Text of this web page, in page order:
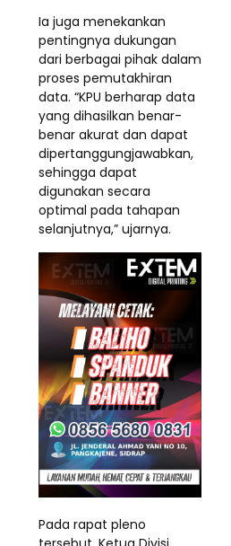
Ia juga menekankan
pentingnya dukungan
dari berbagai pihak dalam
proses pemutakhiran
data. “KPU berharap data
yang dihasilkan benar-
benar akurat dan dapat
dipertanggungjawabkan,
sehingga dapat
digunakan secara
optimal pada tahapan
selanjutnya,” ujarnya.
Pada rapat pleno